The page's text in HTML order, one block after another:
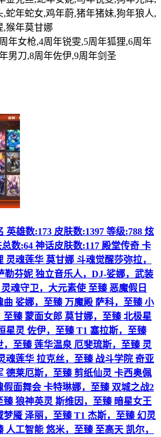
蛇年蛇女,鸡年蔚,猪年猪妹,狗年狼人,
,猴年莫甘娜
年女枪,4周年锐雯,5周年狐狸,6周年
男刀,8周年佐伊,9周年剑圣
英雄数:173 皮肤数:1397 等级:788 炫
数:64 神话皮肤数:117 殿堂传奇 卡
灵魂莲华 莫甘娜 斗魂觉醒莎弥拉，
芬妮 独立音乐人，DJ-娑娜，武装
魂守卫，大元素使 至臻 恶魔假日
曲 娑娜，至臻 万魔殿 萨科，至臻 小
臻 蒙面女郎 莫甘娜，至臻 北极星
星灵 佐伊，至臻 T1 塞拉斯，至臻
，至臻 莲华温泉 厄斐琉斯，至臻 灵
魂莲华 拉克丝，至臻 战斗学院 奇亚
德莱厄斯，至臻 剪纸仙灵 卡西奥佩
面舞会 卡特琳娜，至臻 双城之战2
狼神英灵 斯维因，至臻 暗星女王
魇 泽丽，至臻 T1 杰斯，至臻 幻灵
人工智能 悠米，至臻 至高天 凯尔，